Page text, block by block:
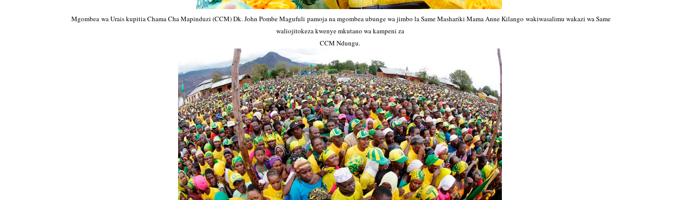
Mgombea wa Urais kupitia Chama Cha Mapinduzi (CCM) Dk. John Pombe Magufuli pamoja na mgombea ubunge wa jimbo la Same Mashariki Mama Anne Kilango wakiwasalimu wakazi wa Same
waliojitokeza kwenye mkutano wa kampeni za
CCM Ndungu.